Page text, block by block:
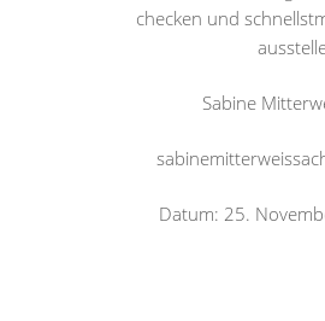
checken und
Sabine
Datum: 25.